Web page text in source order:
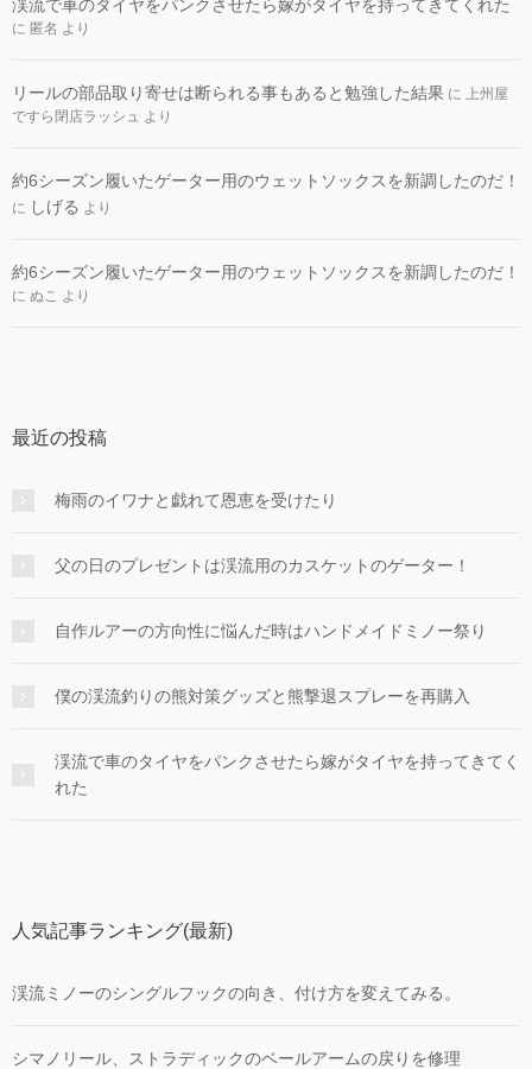
渓流で車のタイヤをパンクさせたら嫁がタイヤを持ってきてくれた
に 匿名 より
リールの部品取り寄せは断られる事もあると勉強した結果 に
上州屋
ですら閉店ラッシュ
より
約6シーズン履いたゲーター用のウェットソックスを新調したのだ！
に しげる より
約6シーズン履いたゲーター用のウェットソックスを新調したのだ！
に ぬこ より
最近の投稿
梅雨のイワナと戯れて恩恵を受けたり
父の日のプレゼントは渓流用のカスケットのゲーター！
自作ルアーの方向性に悩んだ時はハンドメイドミノー祭り
僕の渓流釣りの熊対策グッズと熊撃退スプレーを再購入
渓流で車のタイヤをパンクさせたら嫁がタイヤを持ってきてく
れた
人気記事ランキング(最新)
渓流ミノーのシングルフックの向き、付け方を変えてみる。
シマノリール、ストラディックのベールアームの戻りを修理